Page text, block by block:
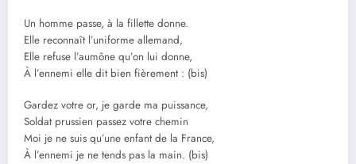
Un homme passe, à la fillette donne.
Elle reconnaît l’uniforme allemand,
Elle refuse l’aumône qu’on lui donne,
À l’ennemi elle dit bien fièrement : (bis)
Gardez votre or, je garde ma puissance,
Soldat prussien passez votre chemin
Moi je ne suis qu’une enfant de la France,
À l’ennemi je ne tends pas la main. (bis)